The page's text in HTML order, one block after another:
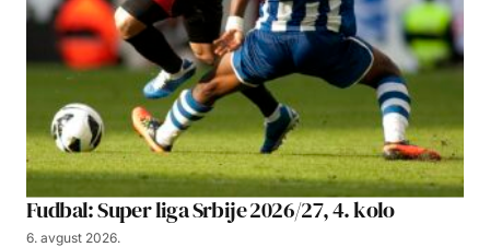
Fudbal: Super liga Srbije 2026/27, 4. kolo
6. avgust 2026.